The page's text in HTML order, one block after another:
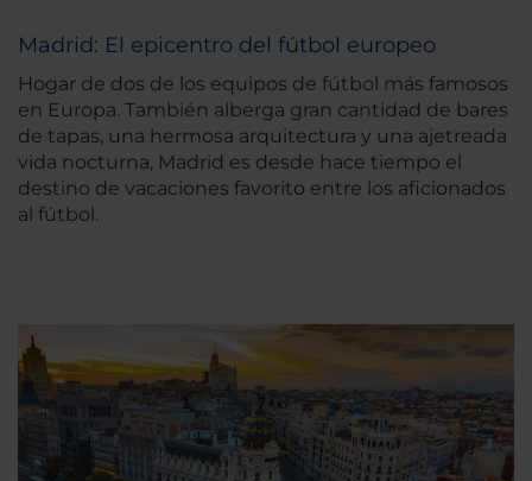
Madrid: El epicentro del fútbol europeo
Hogar de dos de los equipos de fútbol más famosos
en Europa. También alberga gran cantidad de bares
de tapas, una hermosa arquitectura y una ajetreada
vida nocturna, Madrid es desde hace tiempo el
destino de vacaciones favorito entre los aficionados
al fútbol.